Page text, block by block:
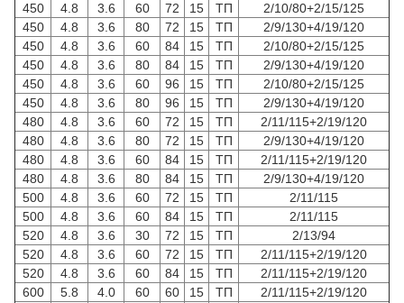
450
4.8 3.6 60 72 15 ТП
2/10/80+2/15/125
450
4.8 3.6 80 72 15 ТП
2/9/130+4/19/120
450
4.8 3.6 60 84 15 ТП
2/10/80+2/15/125
450
4.8 3.6 80 84 15 ТП
2/9/130+4/19/120
450
4.8 3.6 60 96 15 ТП
2/10/80+2/15/125
450
4.8 3.6 80 96 15 ТП
2/9/130+4/19/120
480
4.8 3.6 60 72 15 ТП
2/11/115+2/19/120
480
4.8 3.6 80 72 15 ТП
2/9/130+4/19/120
480
4.8 3.6 60 84 15 ТП
2/11/115+2/19/120
480
4.8 3.6 80 84 15 ТП
2/9/130+4/19/120
500
4.8 3.6 60 72 15 ТП
2/11/115
500
4.8 3.6 60 84 15 ТП
2/11/115
520
4.8 3.6 30 72 15 ТП
2/13/94
520
4.8 3.6 60 72 15 ТП
2/11/115+2/19/120
520
4.8 3.6 60 84 15 ТП
2/11/115+2/19/120
600
5.8 4.0 60 60 15 ТП
2/11/115+2/19/120